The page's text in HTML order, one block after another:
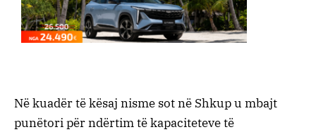
Në kuadër të kësaj nisme sot në Shkup u mbajt
punëtori për ndërtim të kapaciteteve të